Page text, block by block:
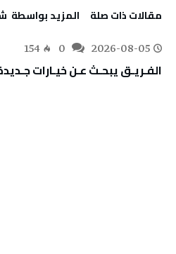
‫مقالات ذات صلة‬ ‫‫المزيد بواسطة‬ ‬ ‬شكري ‭ ‬بن‭ ‬منصور
2026-08-05
154
الفـريـق‭ ‬يبحـث‭ ‬عـن‭ ‬خيـارات‭ ‬جـديدة